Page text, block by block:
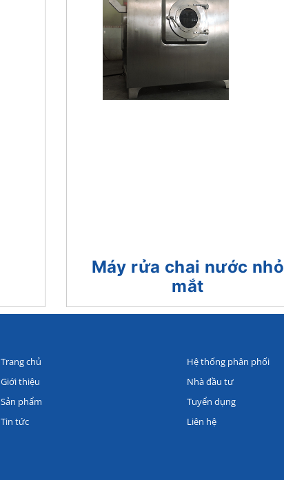
Máy rửa chai nước nhỏ
mắt
Trang chủ
Giới thiệu
Sản phẩm
Tin tức
Hệ thống phân phối
Nhà đầu tư
Tuyển dụng
Liên hệ